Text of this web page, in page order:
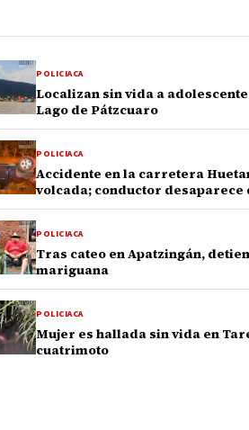
POLICIACA
Localizan sin vida a
Lago de Pátzcuaro
POLICIACA
Accidente en la carretera
volcada; conductor desaparece
POLICIACA
Tras cateo en Apatzingán,
mariguana
POLICIACA
Mujer es hallada sin vida en
cuatrimoto